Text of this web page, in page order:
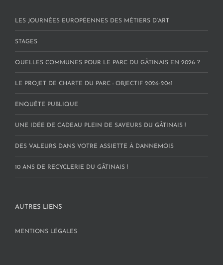
LES JOURNÉES EUROPÉENNES DES MÉTIERS D’ART
STAGES
QUELLES COMMUNES POUR LE PARC DU GÂTINAIS EN 2026 ?
LE PROJET DE CHARTE DU PARC : OBJECTIF 2026-2041
ENQUÊTE PUBLIQUE
UNE IDÉE DE CADEAU PLEIN DE SAVEURS DU GÂTINAIS !
DES VALEURS DANS VOTRE ASSIETTE À DANNEMOIS
10 ANS DE RECYCLERIE DU GÂTINAIS !
AUTRES LIENS
MENTIONS LÉGALES